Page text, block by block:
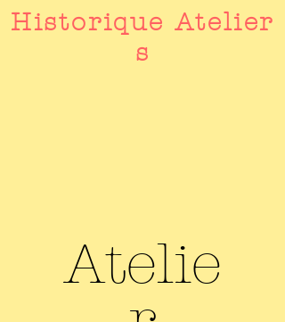
Historique Atelier
s
Atelie